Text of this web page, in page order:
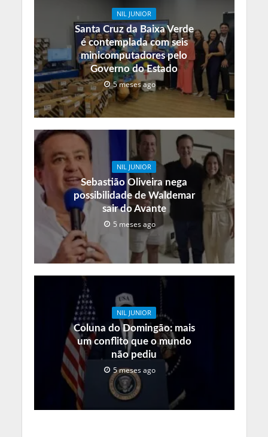
NIL JUNIOR
Santa Cruz da Baixa Verde
é contemplada com seis
minicomputadores pelo
Governo do Estado
5 meses ago
NIL JUNIOR
Sebastião Oliveira nega
possibilidade de Waldemar
sair do Avante
5 meses ago
NIL JUNIOR
Coluna do Domingão: mais
um conflito que o mundo
não pediu
5 meses ago